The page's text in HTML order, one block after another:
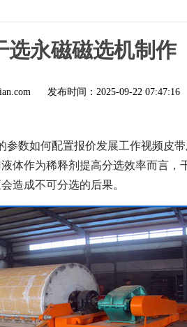
选永磁磁选机制作
发布时间： 2025-09-22 07:47:16
参数如何配置报价发展工作视频皮
体作为稀释剂提高分选效率而言，
造成不可分选的后果。